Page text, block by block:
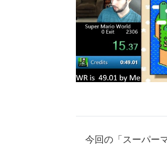
今回の「スーパー